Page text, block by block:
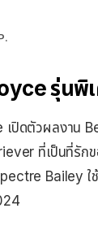
รุ่นพิ
เปิดตัวผลงาน
ที่เป็นที่รัก
Bailey